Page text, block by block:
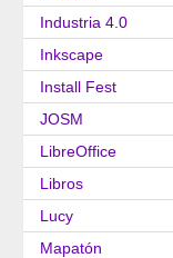
Industria 4.0
Inkscape
Install Fest
JOSM
LibreOffice
Libros
Lucy
Mapatón